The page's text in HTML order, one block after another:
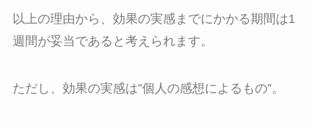
以上の理由から、効果の実感までにかかる期間は1
週間が妥当であると考えられます。
ただし、効果の実感は”個人の感想によるもの”。